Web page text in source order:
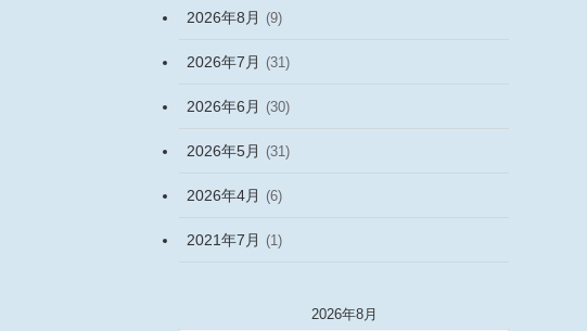
2026年8月 (9)
2026年7月 (31)
2026年6月 (30)
2026年5月 (31)
2026年4月 (6)
2021年7月 (1)
2026年8月